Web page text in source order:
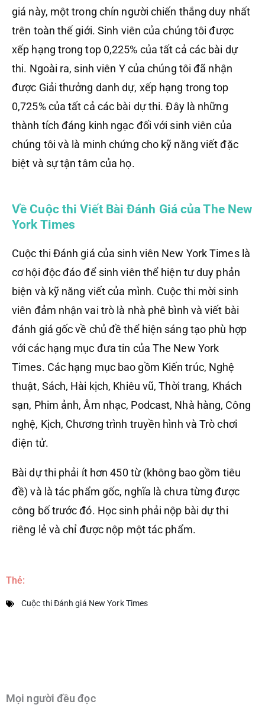
giá này, một trong chín người chiến thắng duy nhất
trên toàn thế giới. Sinh viên của chúng tôi được
xếp hạng trong top 0,225% của tất cả các bài dự
thi. Ngoài ra, sinh viên Y của chúng tôi đã nhận
được Giải thưởng danh dự, xếp hạng trong top
0,725% của tất cả các bài dự thi. Đây là những
thành tích đáng kinh ngạc đối với sinh viên của
chúng tôi và là minh chứng cho kỹ năng viết đặc
biệt và sự tận tâm của họ.
Về Cuộc thi Viết Bài Đánh Giá của The New
York Times
Cuộc thi Đánh giá của sinh viên New York Times là
cơ hội độc đáo để sinh viên thể hiện tư duy phản
biện và kỹ năng viết của mình. Cuộc thi mời sinh
viên đảm nhận vai trò là nhà phê bình và viết bài
đánh giá gốc về chủ đề thể hiện sáng tạo phù hợp
với các hạng mục đưa tin của The New York
Times. Các hạng mục bao gồm Kiến trúc, Nghệ
thuật, Sách, Hài kịch, Khiêu vũ, Thời trang, Khách
sạn, Phim ảnh, Âm nhạc, Podcast, Nhà hàng, Công
nghệ, Kịch, Chương trình truyền hình và Trò chơi
điện tử.
Bài dự thi phải ít hơn 450 từ (không bao gồm tiêu
đề) và là tác phẩm gốc, nghĩa là chưa từng được
công bố trước đó. Học sinh phải nộp bài dự thi
riêng lẻ và chỉ được nộp một tác phẩm.
Thẻ:
Cuộc thi Đánh giá New York Times
Mọi người đều đọc